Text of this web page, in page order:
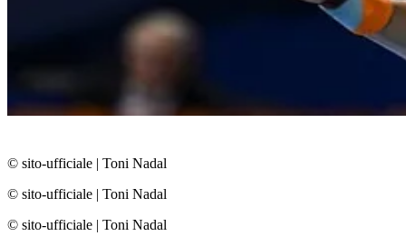
© sito-ufficiale | Toni Nadal
© sito-ufficiale | Toni Nadal
© sito-ufficiale | Toni Nadal